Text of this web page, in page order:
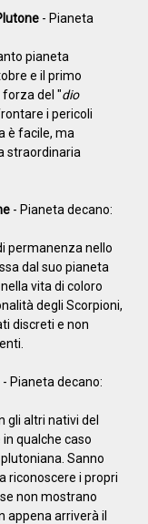
- Pianeta
pianeta
e il primo
forza del "dio
i pericoli
è facile, ma
straordinaria
- Pianeta decano:
permanenza nello
dal suo pianeta
vita di coloro
degli Scorpioni,
discreti e non
- Pianeta decano:
gli altri nativi del
qualche caso
Sanno
riconoscere i propri
non mostrano
appena arriverà il